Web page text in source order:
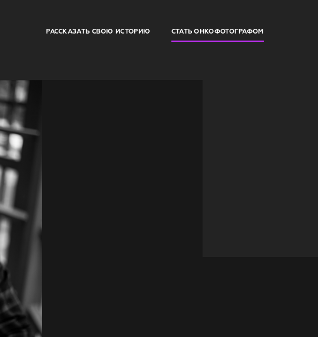
РАССКАЗАТЬ СВОЮ ИСТОРИЮ СТАТЬ ОНКОФОТОГРАФОМ